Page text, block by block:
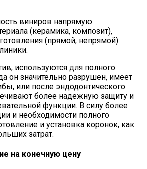
виниров напрямую
(керамика, композит),
(прямой, непрямой)
используются для полного
он значительно разрушен, имеет
или после эндодонтического
более надежную защиту и
функции. В силу более
и необходимости полного
и установка коронок, как
затрат.
на конечную цену